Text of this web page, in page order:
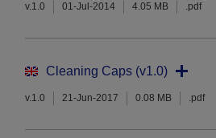
v.1.0 01-Jul-2014 4.05 MB .pdf
Cleaning Caps (v1.0)
v.1.0 21-Jun-2017 0.08 MB .pdf